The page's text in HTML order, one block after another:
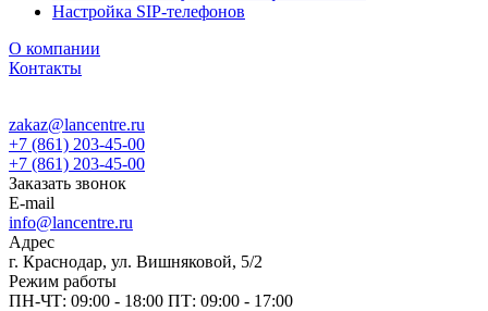
Настройка SIP-телефонов
О компании
Контакты
zakaz@lancentre.ru
+7 (861) 203-45-00
+7 (861) 203-45-00
Заказать звонок
E-mail
info@lancentre.ru
Адрес
г. Краснодар, ул. Вишняковой, 5/2
Режим работы
ПН-ЧТ: 09:00 - 18:00 ПТ: 09:00 - 17:00